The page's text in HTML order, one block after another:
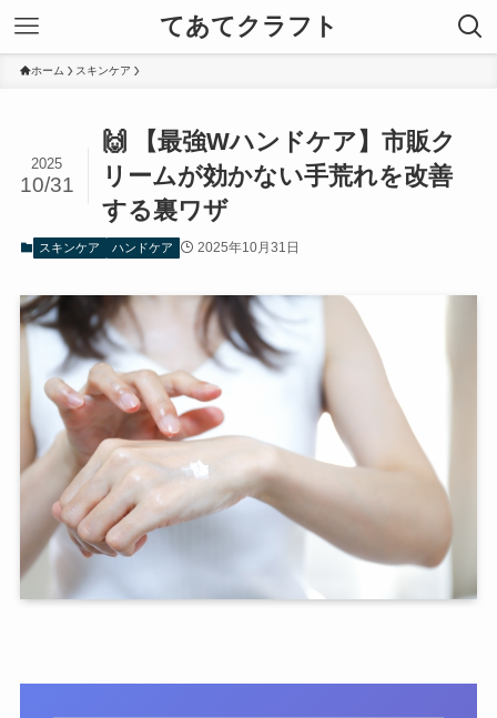
てあてクラフト
ホーム スキンケア
🙌 【最強Wハンドケア】市販ク
リームが効かない手荒れを改善
する裏ワザ
2025
10/31
スキンケア ハンドケア 2025年10月31日